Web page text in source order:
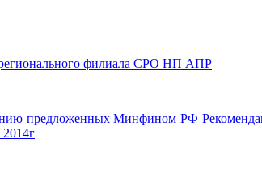
регионального филиала СРО НП АПР
предложенных Минфином РФ
2014г